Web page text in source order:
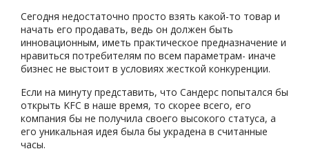
Сегодня недостаточно просто взять какой-то товар и
начать его продавать, ведь он должен быть
инновационным, иметь практическое предназначение и
нравиться потребителям по всем параметрам- иначе
бизнес не выстоит в условиях жесткой конкуренции.
Если на минуту представить, что Сандерс попытался бы
открыть KFC в наше время, то скорее всего, его
компания бы не получила своего высокого статуса, а
его уникальная идея была бы украдена в считанные
часы.